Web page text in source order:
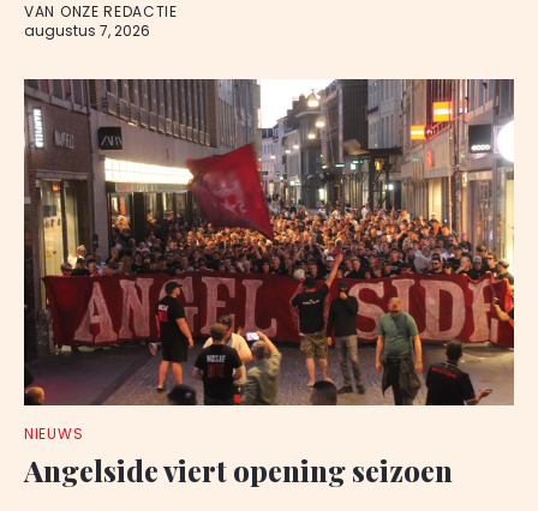
VAN ONZE REDACTIE
augustus 7, 2026
NIEUWS
Angelside viert opening seizoen